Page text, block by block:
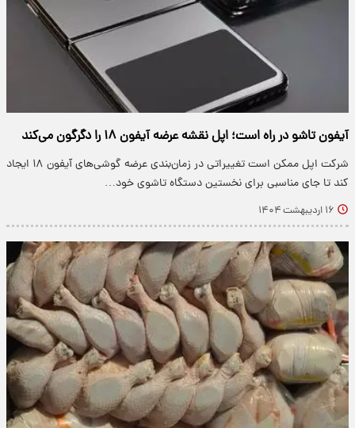
آیفون تاشو در راه است؛ اپل نقشه عرضه آیفون ۱۸ را دگرگون می‌کند
شرکت اپل ممکن است تغییراتی در زمان‌بندی عرضه گوشی‌های آیفون ۱۸ ایجاد
کند تا جای مناسبی برای نخستین دستگاه تاشوی خود…
۱۶ اردیبهشت ۱۴۰۴